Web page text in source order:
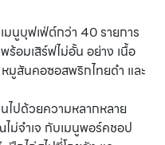
เมนูบุฟเฟ่ต์กว่า 40 รายการ
ร้อมเสิร์ฟไม่อั้น อย่าง เนื้อ
มูสันคอซอสพริกไทยดำ และ
ไปด้วยความหลากหลาย
ม่จำเจ กับเมนูพอร์คชอป